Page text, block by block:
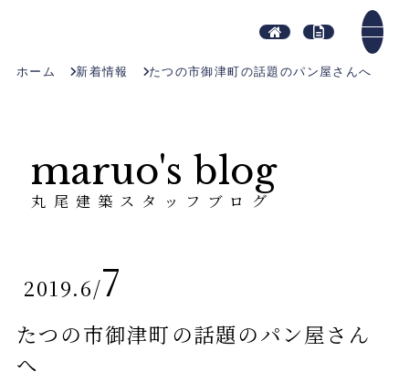
ホーム 新着情報 たつの市御津町の話題のパン屋さんへ
maruo's blog
丸尾建築スタッフブログ
2019.6/7
たつの市御津町の話題のパン屋さん
へ